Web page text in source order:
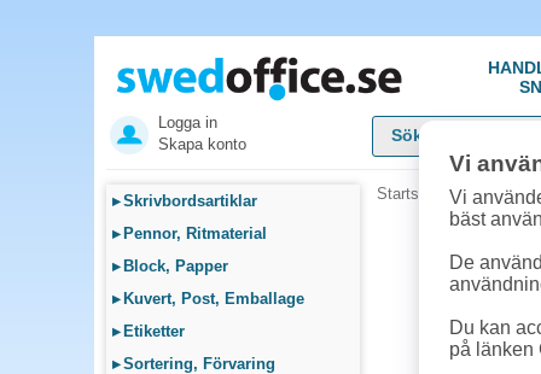
Logga in
Skapa konto
▸Skrivbordsartiklar
▸ Pennor, Ritmaterial
▸ Block, Papper
▸ Kuvert, Post, Emballage
▸ Etiketter
▸Sortering, Förvaring
Startsida »Möbler,
Vi
Vi
bäst
De
Du kan
på länken